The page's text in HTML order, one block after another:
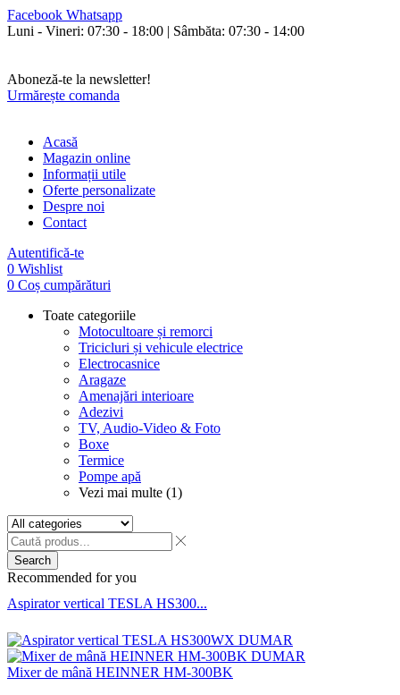
Facebook Whatsapp
Luni - Vineri: 07:30 - 18:00 | Sâmbăta: 07:30 - 14:00
Aboneză-te la newsletter!
Urmărește comanda
Acasă
Magazin online
Informații utile
Oferte personalizate
Despre noi
Contact
Autentifică-te
0 Wishlist
0 Coș cumpărături
Toate categoriile
Motocultoare și remorci
Tricicluri și vehicule electrice
Electrocasnice
Aragaze
Amenajări interioare
Adezivi
TV, Audio-Video & Foto
Boxe
Termice
Pompe apă
Vezi mai multe (1)
Search
Recommended for you
Aspirator vertical TESLA HS300...
Mixer de mână HEINNER HM-300BK